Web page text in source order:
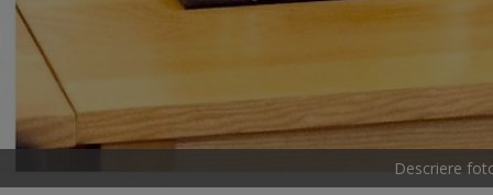
Descriere